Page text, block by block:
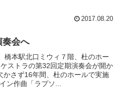
2017.08.20
奏会へ
橋本駅北口ミウィ７階、杜のホー
ストラの第32回定期演奏会が開か
さず16年間、杜のホールで実施
ン作曲「ラプソ...